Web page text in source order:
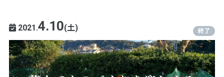
2021.4.10(土) 終了